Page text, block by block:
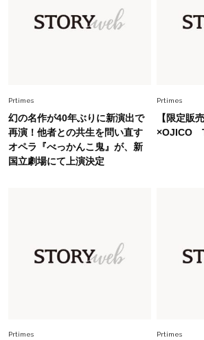
Fashion 2026.5.29
オシャレ40代の【ワンピ＆
旬着こなし3選。地味見え
選び」！
2026.7.9
スタイリストが本気で推す
26年夏は「小ぶり」が大
Prtimes
幻の名作が40年ぶりに新演出で
再演！他者との共生を問い直す
オペラ『べっかんこ鬼』が、新
国立劇場にて上演決定
Prtimes
【限定販
×OJICO
Prtimes Prtimes